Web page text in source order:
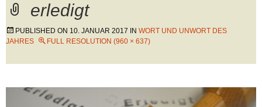
erledigt
PUBLISHED ON 10. JANUAR 2017 IN WORT UND UNWORT DES
JAHRES
FULL RESOLUTION (960 × 637)